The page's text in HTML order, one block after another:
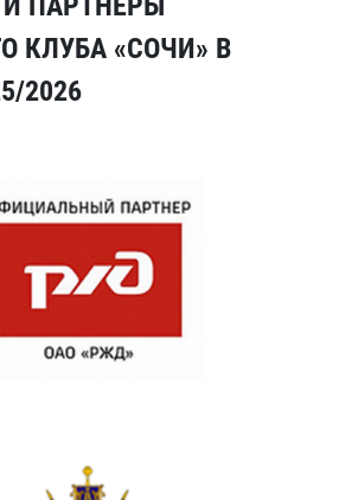
КЛУБА «СОЧИ» В
2026